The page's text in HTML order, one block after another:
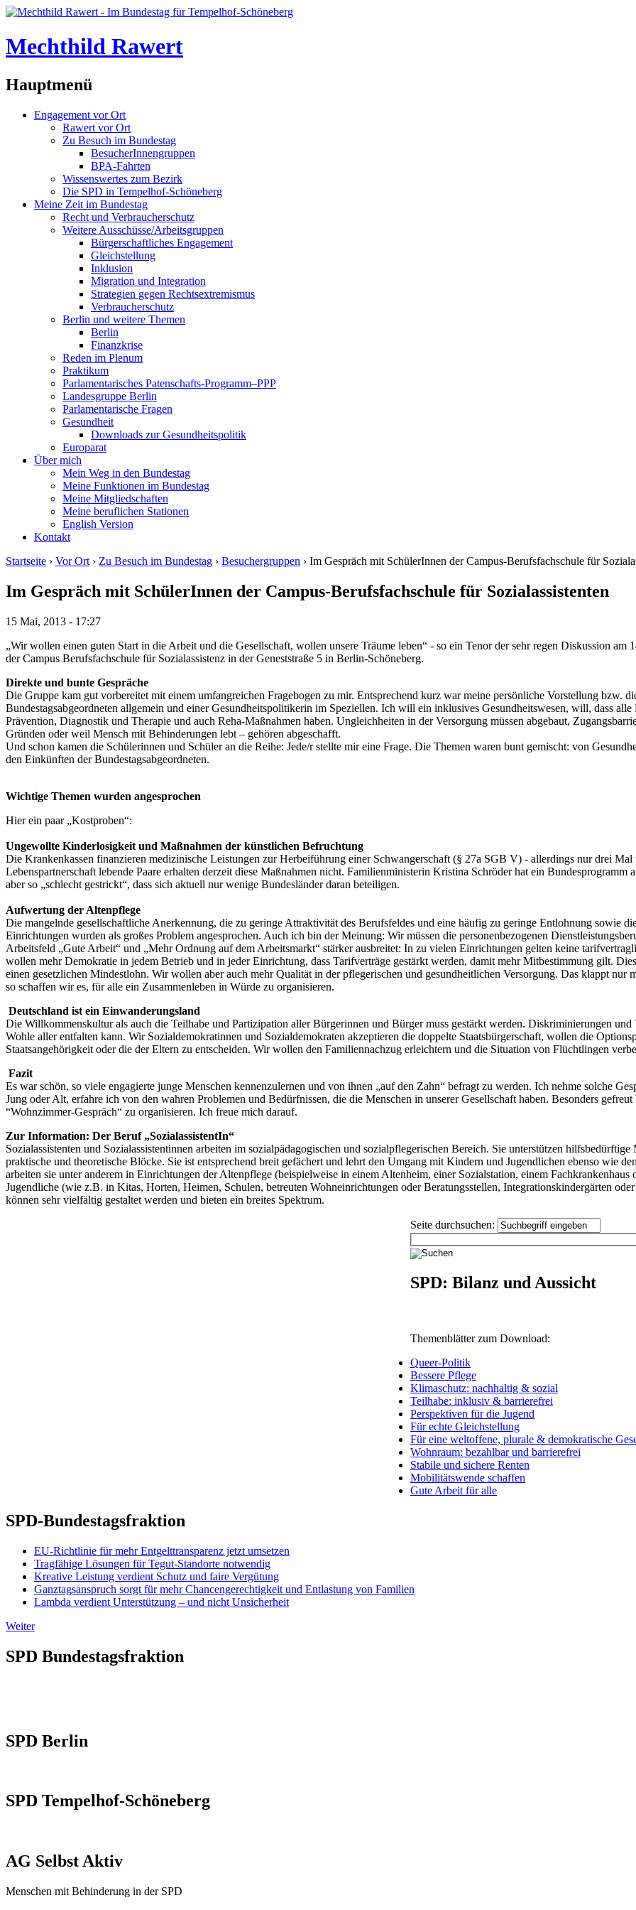
Mechthild Rawert
Hauptmenü
Engagement vor Ort
Rawert vor Ort
Zu Besuch im Bundestag
BesucherInnengruppen
BPA-Fahrten
Wissenswertes zum Bezirk
Die SPD in Tempelhof-Schöneberg
Meine Zeit im Bundestag
Recht und Verbraucherschutz
Weitere Ausschüsse/Arbeitsgruppen
Bürgerschaftliches Engagement
Gleichstellung
Inklusion
Migration und Integration
Strategien gegen Rechtsextremismus
Verbraucherschutz
Berlin und weitere Themen
Berlin
Finanzkrise
Reden im Plenum
Praktikum
Parlamentarisches Patenschafts-Programm–PPP
Landesgruppe Berlin
Parlamentarische Fragen
Gesundheit
Downloads zur Gesundheitspolitik
Europarat
Über mich
Mein Weg in den Bundestag
Meine Funktionen im Bundestag
Meine Mitgliedschaften
Meine beruflichen Stationen
English Version
Kontakt
Startseite › Vor Ort › Zu Besuch im Bundestag › Besuchergruppen › Im Gespräch mit SchülerInnen der Campus-Berufsfachschule für
Im Gespräch mit SchülerInnen der Campus-Berufsfachschule für Sozialassistenten
15 Mai, 2013 - 17:27
„Wir wollen einen guten Start in die Arbeit und die Gesellschaft, wollen unsere Träume leben“ - so ein Tenor der sehr regen Diskussion
der Campus Berufsfachschule für Sozialassistenz in der Geneststraße 5 in Berlin-Schöneberg.
Direkte und bunte Gespräche
Die Gruppe kam gut vorbereitet mit einem umfangreichen Fragebogen zu mir. Entsprechend kurz war meine persönliche Vorstellung bzw.
Bundestagsabgeordneten allgemein und einer Gesundheitspolitikerin im Speziellen. Ich will ein inklusives Gesundheitswesen, will, dass
Prävention, Diagnostik und Therapie und auch Reha-Maßnahmen haben. Ungleichheiten in der Versorgung müssen abgebaut,
Gründen oder weil Mensch mit Behinderungen lebt – gehören abgeschafft.
Und schon kamen die Schülerinnen und Schüler an die Reihe: Jede/r stellte mir eine Frage. Die Themen waren bunt gemischt: von
den Einkünften der Bundestagsabgeordneten.
Wichtige Themen wurden angesprochen
Hier ein paar „Kostproben“:
Ungewollte Kinderlosigkeit und Maßnahmen der künstlichen Befruchtung
Die Krankenkassen finanzieren medizinische Leistungen zur Herbeiführung einer Schwangerschaft (§ 27a SGB V) - allerdings nur drei
Lebenspartnerschaft lebende Paare erhalten derzeit diese Maßnahmen nicht. Familienministerin Kristina Schröder hat ein
aber so „schlecht gestrickt“, dass sich aktuell nur wenige Bundesländer daran beteiligen.
Aufwertung der Altenpflege
Die mangelnde gesellschaftliche Anerkennung, die zu geringe Attraktivität des Berufsfeldes und eine häufig zu geringe Entlohnung sowie
Einrichtungen wurden als großes Problem angesprochen. Auch ich bin der Meinung: Wir müssen die personenbezogenen
Arbeitsfeld „Gute Arbeit“ und „Mehr Ordnung auf dem Arbeitsmarkt“ stärker ausbreitet: In zu vielen Einrichtungen gelten keine
wollen mehr Demokratie in jedem Betrieb und in jeder Einrichtung, dass Tarifverträge gestärkt werden, damit mehr Mitbestimmung gilt.
einen gesetzlichen Mindestlohn. Wir wollen aber auch mehr Qualität in der pflegerischen und gesundheitlichen Versorgung. Das klappt nur
so schaffen wir es, für alle ein Zusammenleben in Würde zu organisieren.
Deutschland ist ein Einwanderungsland
Die Willkommenskultur als auch die Teilhabe und Partizipation aller Bürgerinnen und Bürger muss gestärkt werden. Diskriminierungen
Wohle aller entfalten kann. Wir Sozialdemokratinnen und Sozialdemokraten akzeptieren die doppelte Staatsbürgerschaft, wollen die
Staatsangehörigkeit oder die der Eltern zu entscheiden. Wir wollen den Familiennachzug erleichtern und die Situation von Flüchtlingen
Fazit
Es war schön, so viele engagierte junge Menschen kennenzulernen und von ihnen „auf den Zahn“ befragt zu werden. Ich nehme solche
Jung oder Alt, erfahre ich von den wahren Problemen und Bedürfnissen, die die Menschen in unserer Gesellschaft haben. Besonders
“Wohnzimmer-Gespräch“ zu organisieren. Ich freue mich darauf.
Zur Information: Der Beruf „SozialassistentIn“
Sozialassistenten und Sozialassistentinnen arbeiten im sozialpädagogischen und sozialpflegerischen Bereich. Sie unterstützen
praktische und theoretische Blöcke. Sie ist entsprechend breit gefächert und lehrt den Umgang mit Kindern und Jugendlichen ebenso wie
arbeiten sie unter anderem in Einrichtungen der Altenpflege (beispielweise in einem Altenheim, einer Sozialstation, einem
Jugendliche (wie z.B. in Kitas, Horten, Heimen, Schulen, betreuten Wohneinrichtungen oder Beratungsstellen, Integrationskindergärten
können sehr vielfältig gestaltet werden und bieten ein breites Spektrum.
Seite durchsuchen:
SPD: Bilanz und Aussicht
Themenblätter zum Download:
Queer-Politik
Bessere Pflege
Klimaschutz: nachhaltig & sozial
Teilhabe: inklusiv & barrierefrei
Perspektiven für die Jugend
Für echte Gleichstellung
Für eine weltoffene, plurale & demokratische
Wohnraum: bezahlbar und barrierefrei
Stabile und sichere Renten
Mobilitätswende schaffen
Gute Arbeit für alle
SPD-Bundestagsfraktion
EU-Richtlinie für mehr Entgelttransparenz jetzt umsetzen
Tragfähige Lösungen für Tegut-Standorte notwendig
Kreative Leistung verdient Schutz und faire Vergütung
Ganztagsanspruch sorgt für mehr Chancengerechtigkeit und Entlastung von Familien
Lambda verdient Unterstützung – und nicht Unsicherheit
Weiter
SPD Bundestagsfraktion
SPD Berlin
SPD Tempelhof-Schöneberg
AG Selbst Aktiv
Menschen mit Behinderung in der SPD